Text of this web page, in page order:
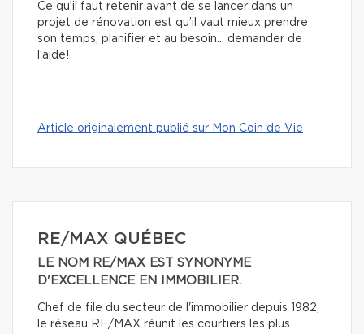
Ce qu’il faut retenir avant de se lancer dans un
projet de rénovation est qu’il vaut mieux prendre
son temps, planifier et au besoin… demander de
l’aide!
Article originalement publié sur Mon Coin de Vie
RE/MAX QUÉBEC
LE NOM RE/MAX EST SYNONYME
D'EXCELLENCE EN IMMOBILIER.
Chef de file du secteur de l'immobilier depuis 1982,
le réseau RE/MAX réunit les courtiers les plus